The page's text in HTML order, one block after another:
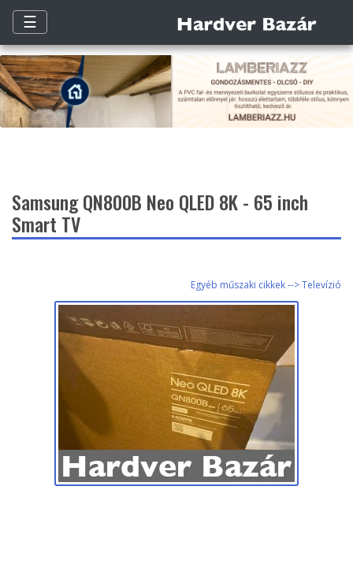
☰
Samsung QN800B Neo QLED 8K - 65 inch
Smart TV
Egyéb műszaki cikkek --> Televízió